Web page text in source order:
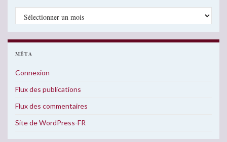
MÉTA
Connexion
Flux des publications
Flux des commentaires
Site de WordPress-FR